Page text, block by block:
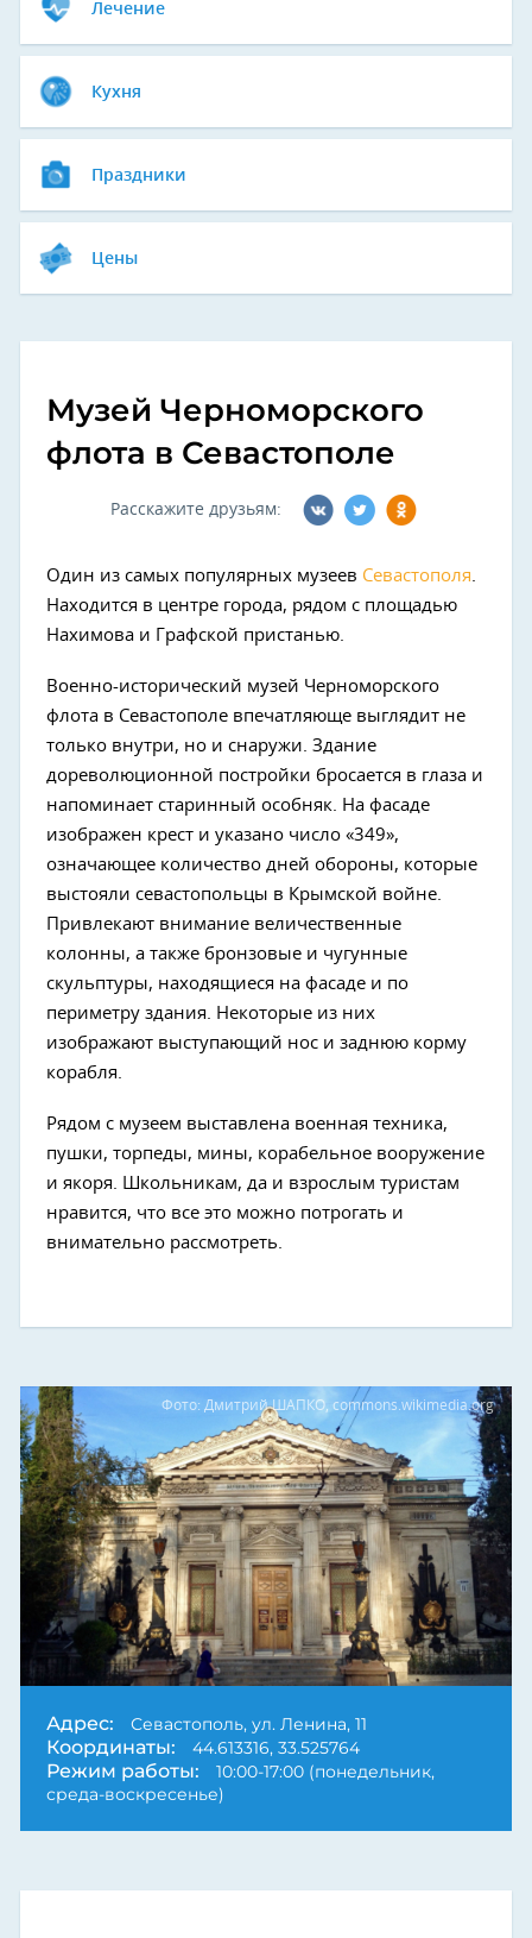
Лечение
Кухня
Праздники
Цены
Музей Черноморского
флота в Севастополе
Расскажите друзьям:
Один из самых популярных музеев Севастополя.
Находится в центре города, рядом с площадью
Нахимова и Графской пристанью.
Военно-исторический музей Черноморского
флота в Севастополе впечатляюще выглядит не
только внутри, но и снаружи. Здание
дореволюционной постройки бросается в глаза и
напоминает старинный особняк. На фасаде
изображен крест и указано число «349»,
означающее количество дней обороны, которые
выстояли севастопольцы в Крымской войне.
Привлекают внимание величественные
колонны, а также бронзовые и чугунные
скульптуры, находящиеся на фасаде и по
периметру здания. Некоторые из них
изображают выступающий нос и заднюю корму
корабля.
Рядом с музеем выставлена военная техника,
пушки, торпеды, мины, корабельное вооружение
и якоря. Школьникам, да и взрослым туристам
нравится, что все это можно потрогать и
внимательно рассмотреть.
Фото: Дмитрий ШАПКО, commons.wikimedia.org
Адрес: Севастополь, ул. Ленина, 11
Координаты: 44.613316, 33.525764
Режим работы:
10:00-17:00 (понедельник,
среда-воскресенье)